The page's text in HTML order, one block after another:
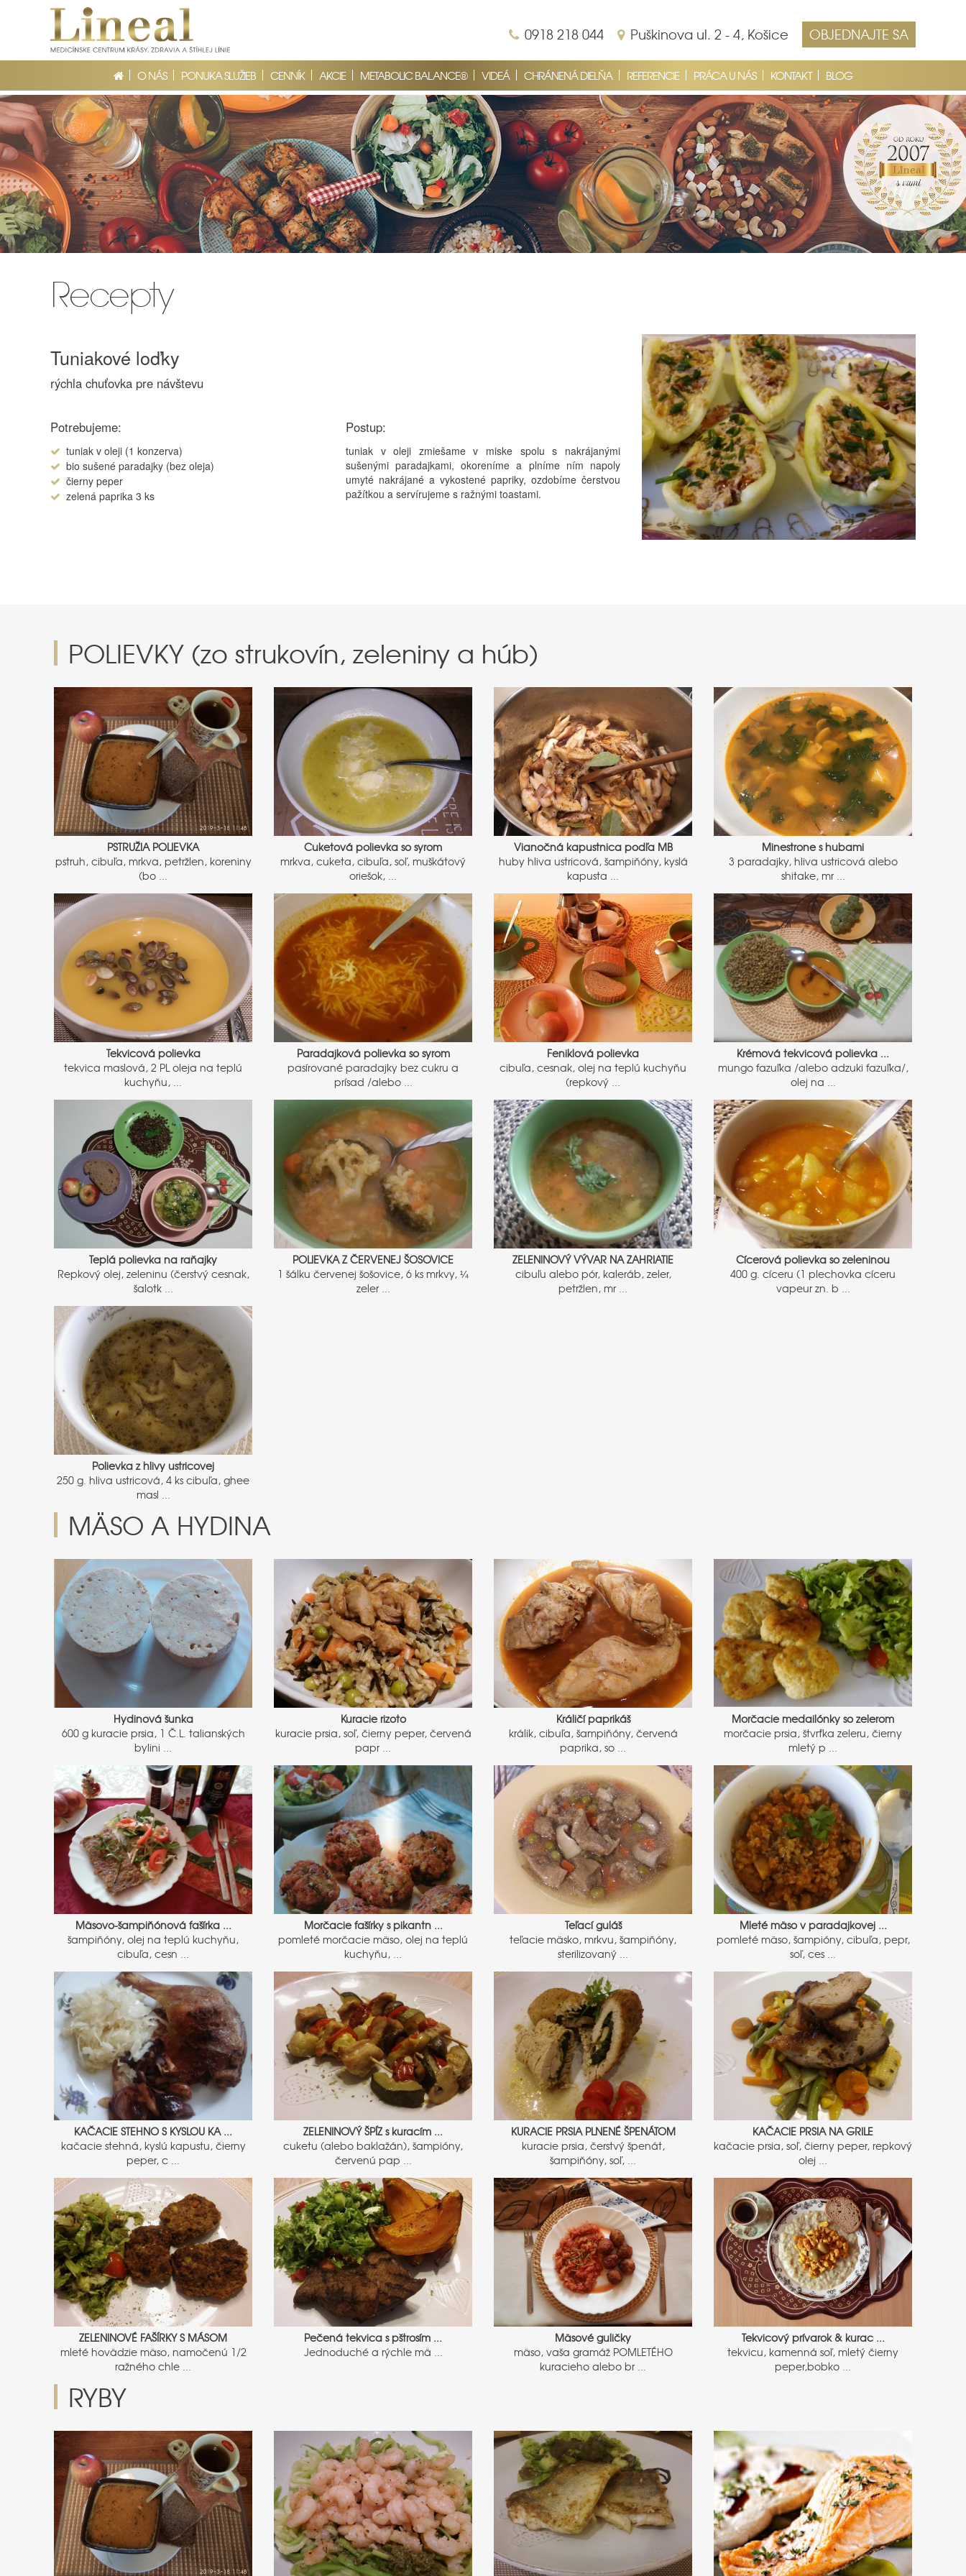
0918 218 044 Puškinova ul. 2 - 4, Košice OBJEDNAJTE SA
O NÁS PONUKA SLUŽIEB CENNÍK AKCIE METABOLIC BALANCE® VIDEÁ CHRÁNENÁ DIELŇA REFERENCIE PRÁCA U NÁS KONTAKT BLOG
Recepty
Tuniakové loďky
rýchla chuťovka pre návštevu
Potrebujeme:
tuniak v oleji (1 konzerva)
bio sušené paradajky (bez oleja)
čierny peper
zelená paprika 3 ks
Postup:
tuniak v oleji zmiešame v miske spolu s nakrájanými
sušenými paradajkami, okoreníme a plníme ním napoly
umyté nakrájané a vykostené papriky, ozdobíme čerstvou
pažítkou a servírujeme s ražnými toastami.
POLIEVKY (zo strukovín, zeleniny a húb)
PSTRUŽIA POLIEVKA
pstruh, cibuľa, mrkva, petržlen, koreniny
(bo ...
Cuketová polievka so syrom
mrkva, cuketa, cibuľa, soľ, muškátový
oriešok, ...
Vianočná kapustnica podľa MB
huby hliva ustricová, šampiňóny, kyslá
kapusta ...
Minestrone s hubami
3 paradajky, hliva ustricová alebo
shitake, mr ...
Tekvicová polievka
tekvica maslová, 2 PL oleja na teplú
kuchyňu, ...
Paradajková polievka so syrom
pasírované paradajky bez cukru a
prísad /alebo ...
Feniklová polievka
cibuľa, cesnak, olej na teplú kuchyňu
(repkový ...
Krémová tekvicová polievka ...
mungo fazuľka /alebo adzuki fazuľka/,
olej na ...
Teplá polievka na raňajky
Repkový olej, zeleninu (čerstvý cesnak,
šalotk ...
POLIEVKA Z ČERVENEJ ŠOSOVICE
1 šálku červenej šošovice, 6 ks mrkvy, ¼
zeler ...
ZELENINOVÝ VÝVAR NA ZAHRIATIE
cibuľu alebo pór, kaleráb, zeler,
petržlen, mr ...
Cícerová polievka so zeleninou
400 g. cíceru (1 plechovka cíceru
vapeur zn. b ...
Polievka z hlivy ustricovej
250 g. hliva ustricová, 4 ks cibuľa, ghee
masl ...
MÄSO A HYDINA
Hydinová šunka
600 g kuracie prsia, 1 Č.L. talianských
bylini ...
Kuracie rizoto
kuracie prsia, soľ, čierny peper, červená
papr ...
Králičí paprikáš
králik, cibuľa, šampiňóny, červená
paprika, so ...
Morčacie medailónky so zelerom
morčacie prsia, štvrťka zeleru, čierny
mletý p ...
Mäsovo-šampiňónová fašírka ...
šampiňóny, olej na teplú kuchyňu,
cibuľa, cesn ...
Morčacie fašírky s pikantn ...
pomleté morčacie mäso, olej na teplú
kuchyňu, ...
Teľací guláš
teľacie mäsko, mrkvu, šampiňóny,
sterilizovaný ...
Mleté mäso v paradajkovej ...
pomleté mäso, šampióny, cibuľa, pepr,
soľ, ces ...
KAČACIE STEHNO S KYSLOU KA ...
kačacie stehná, kyslú kapustu, čierny
peper, c ...
ZELENINOVÝ ŠPÍZ s kuracím ...
cuketu (alebo baklažán), šampióny,
červenú pap ...
KURACIE PRSIA PLNENÉ ŠPENÁTOM
kuracie prsia, čerstvý špenát,
šampiňóny, soľ, ...
KAČACIE PRSIA NA GRILE
kačacie prsia, soľ, čierny peper, repkový
olej ...
ZELENINOVÉ FAŠÍRKY S MÁSOM
mleté hovädzie mäso, namočenú 1/2
ražného chle ...
Pečená tekvica s pštrosím ...
Jednoduché a rýchle mä ...
Mäsové guličky
mäso, vaša gramáž POMLETÉHO
kuracieho alebo br ...
Tekvicový prívarok & kurac ...
tekvicu, kamenná soľ, mletý čierny
peper,bobko ...
RYBY